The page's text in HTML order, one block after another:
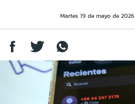
Martes 19 de mayo de 2026